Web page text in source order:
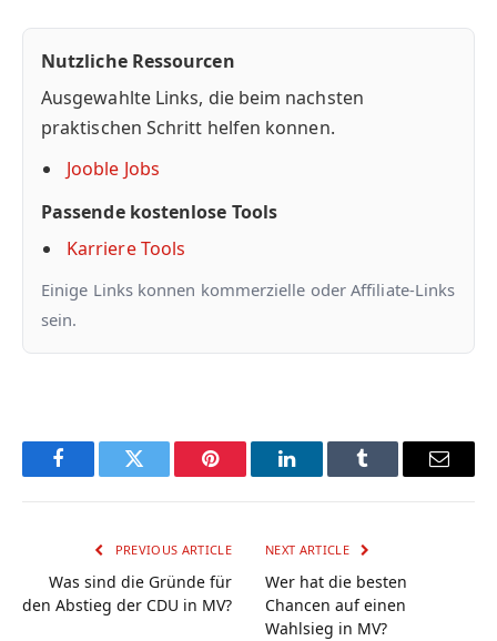
Nutzliche Ressourcen
Ausgewahlte Links, die beim nachsten
praktischen Schritt helfen konnen.
Jooble Jobs
Passende kostenlose Tools
Karriere Tools
Einige Links konnen kommerzielle oder Affiliate-Links
sein.
FacebookTwitter Pinterest LinkedInTumblr Email
PREVIOUS ARTICLE
Was sind die Gründe für
den Abstieg der CDU in MV?
NEXT ARTICLE
Wer hat die besten
Chancen auf einen
Wahlsieg in MV?